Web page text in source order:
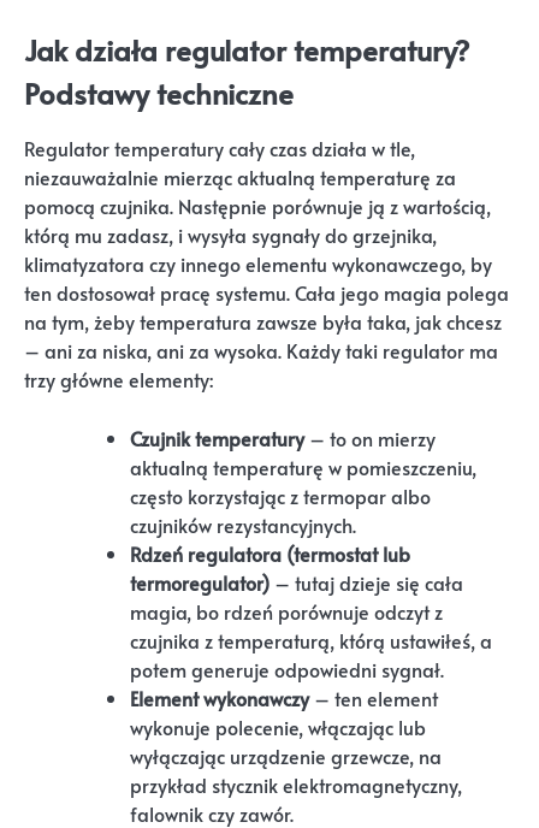
Jak działa regulator temperatury?
Podstawy techniczne
Regulator temperatury cały czas działa w tle,
niezauważalnie mierząc aktualną temperaturę za
pomocą czujnika. Następnie porównuje ją z wartością,
którą mu zadasz, i wysyła sygnały do grzejnika,
klimatyzatora czy innego elementu wykonawczego, by
ten dostosował pracę systemu. Cała jego magia polega
na tym, żeby temperatura zawsze była taka, jak chcesz
– ani za niska, ani za wysoka. Każdy taki regulator ma
trzy główne elementy:
Czujnik temperatury– to on mierzy
aktualną temperaturę w pomieszczeniu,
często korzystając z termopar albo
czujników rezystancyjnych.
Rdzeń regulatora (termostat lub
termoregulator) – tutaj dzieje się cała
magia, bo rdzeń porównuje odczyt z
czujnika z temperaturą, którą ustawiłeś, a
potem generuje odpowiedni sygnał.
Element wykonawczy– ten element
wykonuje polecenie, włączając lub
wyłączając urządzenie grzewcze, na
przykład stycznik elektromagnetyczny,
falownik czy zawór.